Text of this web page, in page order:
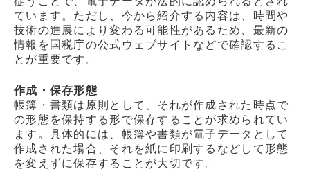
ています。ただし、今から紹介する内容は、時間や
技術の進展により変わる可能性があるため、最新の
情報を国税庁の公式ウェブサイトなどで確認するこ
とが重要です。
作成・保存形態
帳簿・書類は原則として、それが作成された時点で
の形態を保持する形で保存することが求められてい
ます。具体的には、帳簿や書類が電子データとして
作成された場合、それを紙に印刷するなどして形態
を変えずに保存することが大切です。